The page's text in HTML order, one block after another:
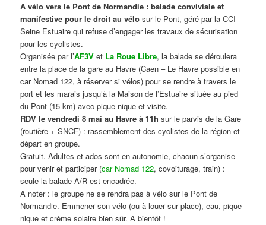
A vélo vers le Pont de Normandie : balade conviviale et
manifestive pour le droit au vélo sur le Pont, géré par la CCI
Seine Estuaire qui refuse d’engager les travaux de sécurisation
pour les cyclistes.
Organisée par l’AF3V et La Roue Libre, la balade se déroulera
entre la place de la gare au Havre (Caen – Le Havre possible en
car Nomad 122, à réserver si vélos) pour se rendre à travers le
port et les marais jusqu’à la Maison de l’Estuaire située au pied
du Pont (15 km) avec pique-nique et visite.
RDV le vendredi 8 mai au Havre à 11h sur le parvis de la Gare
(routière + SNCF) : rassemblement des cyclistes de la région et
départ en groupe.
Gratuit. Adultes et ados sont en autonomie, chacun s’organise
pour venir et participer (car Nomad 122, covoiturage, train) :
seule la balade A/R est encadrée.
A noter : le groupe ne se rendra pas à vélo sur le Pont de
Normandie. Emmener son vélo (ou à louer sur place), eau, pique-
nique et crème solaire bien sûr. A bientôt !